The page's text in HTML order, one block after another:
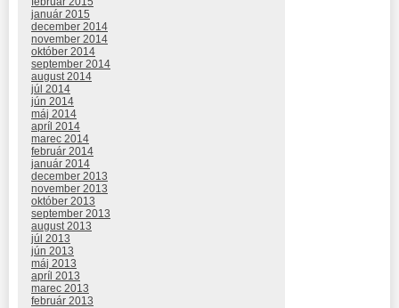
január 2015
december 2014
november 2014
október 2014
september 2014
august 2014
júl 2014
jún 2014
máj 2014
apríl 2014
marec 2014
február 2014
január 2014
december 2013
november 2013
október 2013
september 2013
august 2013
júl 2013
jún 2013
máj 2013
apríl 2013
marec 2013
február 2013